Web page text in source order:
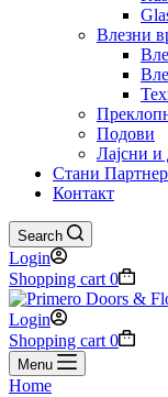
Влезни
Подови
Лајсни и
Стани Партнер
Контакт
Search
Login
Shopping cart 0
Login
Shopping cart 0
Menu
Home